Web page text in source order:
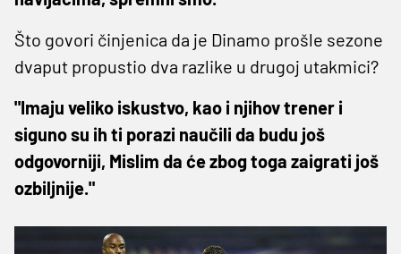
Što govori činjenica da je Dinamo prošle sezone
dvaput propustio dva razlike u drugoj utakmici?
"Imaju veliko iskustvo, kao i njihov trener i
siguno su ih ti porazi naučili da budu još
odgovorniji, Mislim da će zbog toga zaigrati još
ozbiljnije."